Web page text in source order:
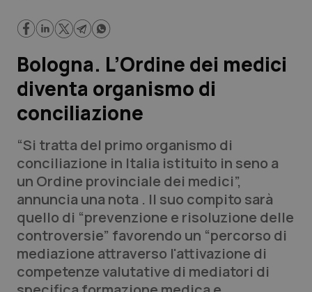
Regioni e Asl
Lavoro e Professioni
Scienza e Farmaci
Studi e Analisi
Lettere al direttore
Edizioni Regionali
QS Pro
Professionisti Sanitari.AI
Bologna. L’Ordine dei medici
diventa organismo di
conciliazione
“Si tratta del primo organismo di
conciliazione in Italia istituito in seno a
un Ordine provinciale dei medici”,
annuncia una nota . Il suo compito sarà
quello di “prevenzione e risoluzione delle
controversie” favorendo un “percorso di
mediazione attraverso l'attivazione di
competenze valutative di mediatori di